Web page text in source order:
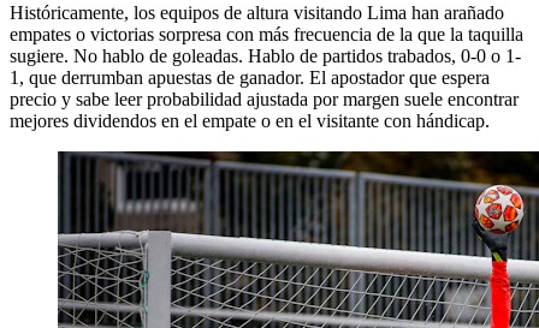
Históricamente, los equipos de altura visitando Lima han arañado
empates o victorias sorpresa con más frecuencia de la que la taquilla
sugiere. No hablo de goleadas. Hablo de partidos trabados, 0-0 o 1-
1, que derrumban apuestas de ganador. El apostador que espera
precio y sabe leer probabilidad ajustada por margen suele encontrar
mejores dividendos en el empate o en el visitante con hándicap.